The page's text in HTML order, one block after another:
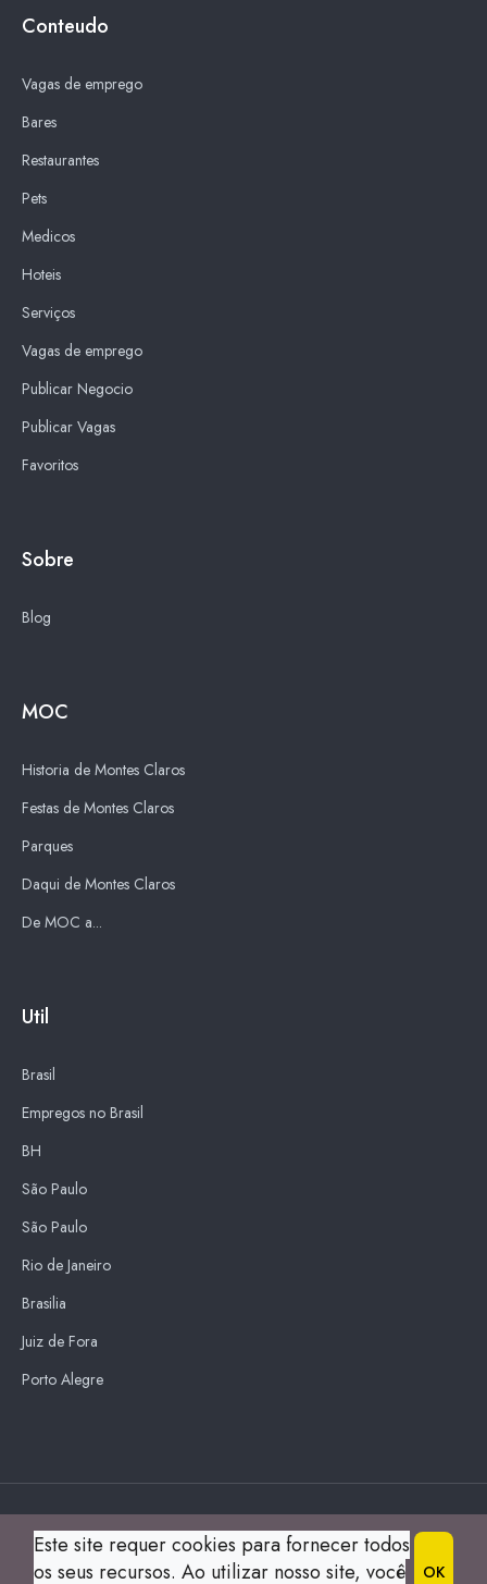
Conteudo
Vagas de emprego
Bares
Restaurantes
Pets
Medicos
Hoteis
Serviços
Vagas de emprego
Publicar Negocio
Publicar Vagas
Favoritos
Sobre
Blog
MOC
Historia de Montes Claros
Festas de Montes Claros
Parques
Daqui de Montes Claros
De MOC a...
Util
Brasil
Empregos no Brasil
BH
São Paulo
São Paulo
Rio de Janeiro
Brasilia
Juiz de Fora
Porto Alegre
© 2004 Guia Montes Claros All Right Reserved.
Blue Sky s
Este site requer cookies para fornecer todos
os seus recursos. Ao utilizar nosso site, você
OK